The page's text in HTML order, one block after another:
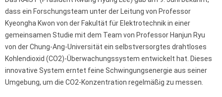
dass ein Forschungsteam unter der Leitung von Professor
Kyeongha Kwon von der Fakultät für Elektrotechnik in einer
gemeinsamen Studie mit dem Team von Professor Hanjun Ryu
von der Chung-Ang-Universität ein selbstversorgtes drahtloses
Kohlendioxid (CO2)-Überwachungssystem entwickelt hat. Dieses
innovative System erntet feine Schwingungsenergie aus seiner
Umgebung, um die CO2-Konzentration regelmäßig zu messen.